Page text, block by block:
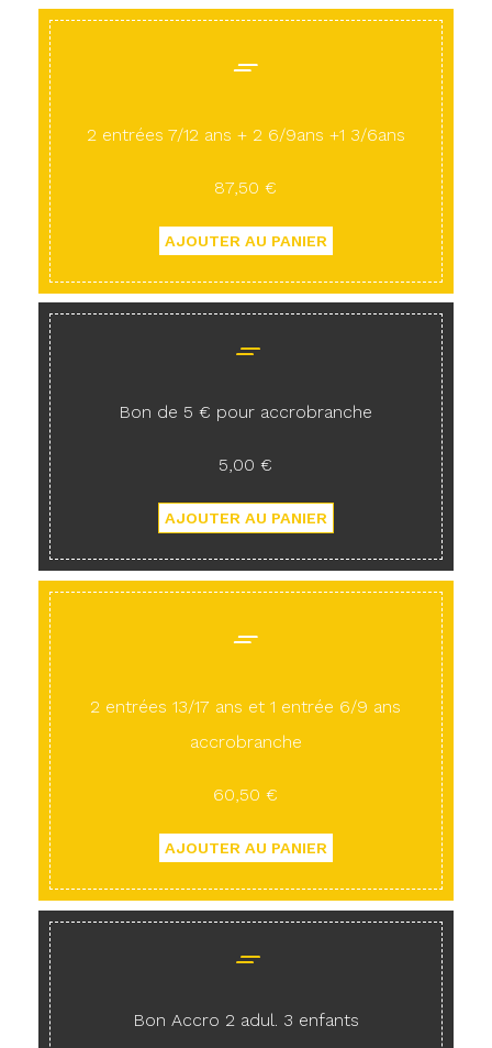
2 entrées 7/12 ans + 2 6/9ans +1 3/6ans
87,50 €
Bon de 5 € pour accrobranche
5,00 €
2 entrées 13/17 ans et 1 entrée 6/9 ans
accrobranche
60,50 €
Bon Accro 2 adul. 3 enfants